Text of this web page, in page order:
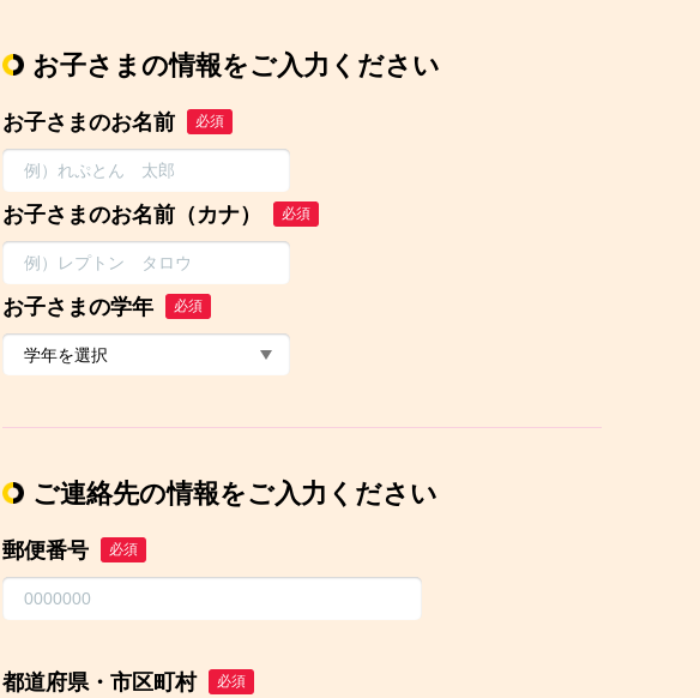
お子さまの情報をご入力ください
お子さまのお名前 必須
お子さまのお名前（カナ） 必須
お子さまの学年 必須
ご連絡先の情報をご入力ください
郵便番号 必須
都道府県・市区町村 必須